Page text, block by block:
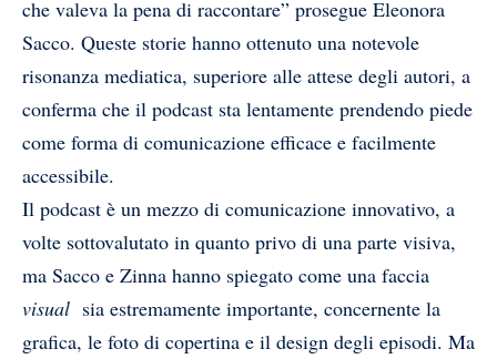
che valeva la pena di raccontare” prosegue Eleonora
Sacco. Queste storie hanno ottenuto una notevole
risonanza mediatica, superiore alle attese degli autori, a
conferma che il podcast sta lentamente prendendo piede
come forma di comunicazione efficace e facilmente
accessibile.
Il podcast è un mezzo di comunicazione innovativo, a
volte sottovalutato in quanto privo di una parte visiva,
ma Sacco e Zinna hanno spiegato come una faccia
visual sia estremamente importante, concernente la
grafica, le foto di copertina e il design degli episodi. Ma